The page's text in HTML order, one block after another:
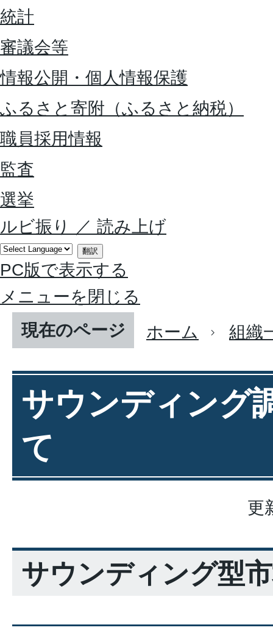
統計
審議会等
情報公開・個人情報保護
ふるさと寄附（ふるさと納税）
職員採用情報
監査
選挙
ルビ振り
／ 読み上げ
翻訳
PC版で表示する
メニューを閉じる
現在のページ
ホーム 組織
サウンディング
て
更
サウンディング型